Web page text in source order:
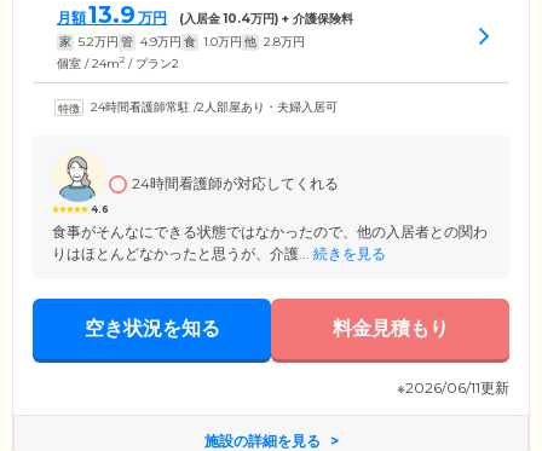
月額13.9 万円 (入居金10.4万円) + 介護保険料
家 5.2万円 管 4.9万円 食 1.0万円 他 2.8万円
個室 / 24m2 / プラン2
24時間看護師常駐 /2人部屋あり・夫婦入居可
4.6
24時間看護師が対応してくれる
食事がそんなにできる状態ではなかったので、他の入居者との関わ
りはほとんどなかったと思うが、介護... 続きを見る
空き状況を知る 料金見積もり
※2026/06/11更新
施設の詳細を見る